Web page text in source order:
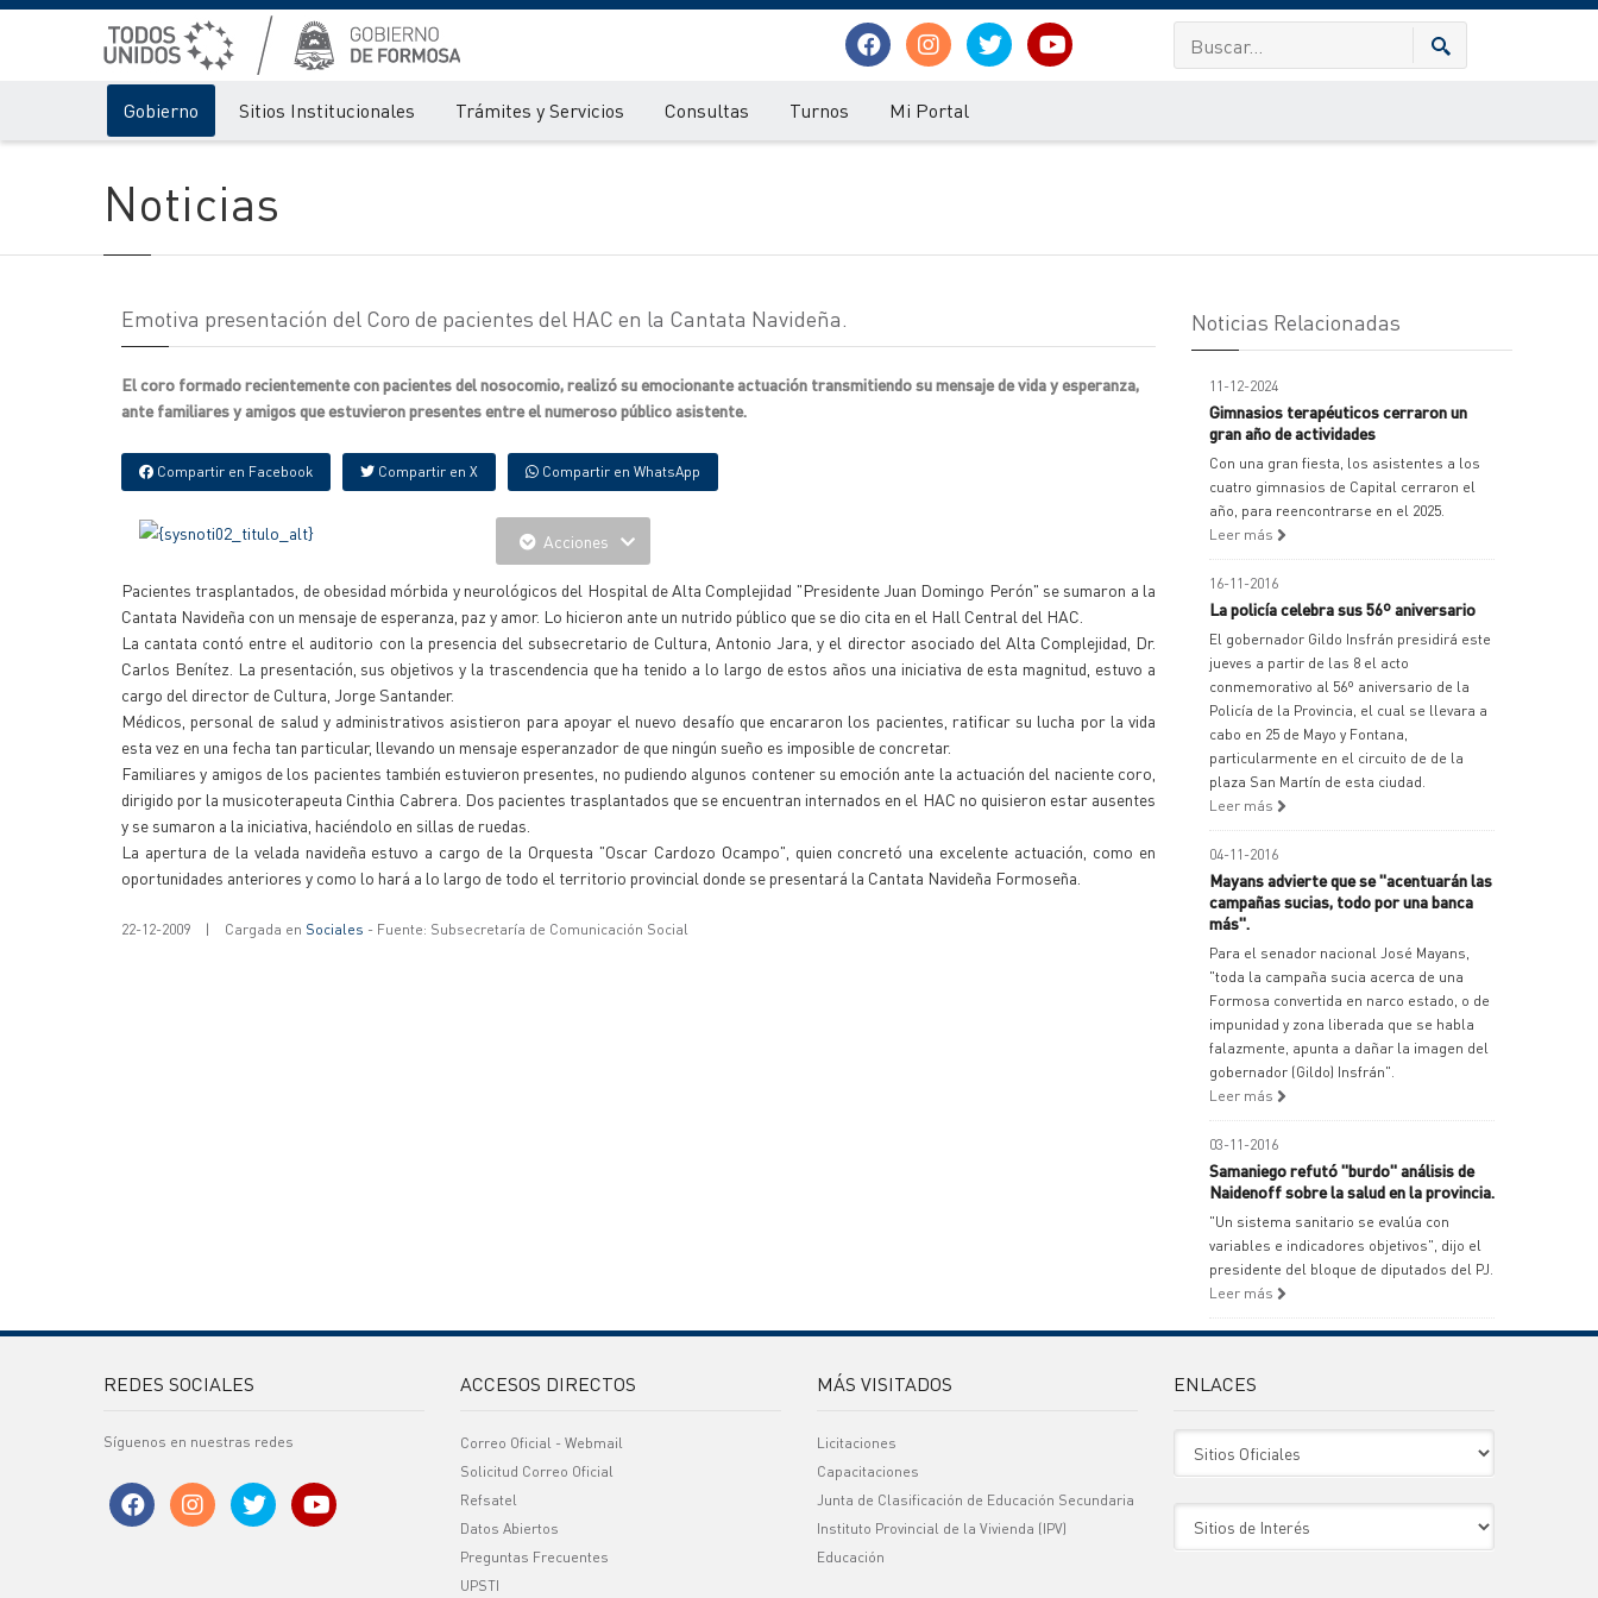
Gobierno Sitios Institucionales Trámites y Servicios Consultas Turnos Mi Portal
Noticias
Emotiva presentación del Coro de pacientes del HAC en la Cantata Navideña.
El coro formado recientemente con pacientes del nosocomio, realizó su emocionante actuación transmitiendo su mensaje de vida y esperanza,
ante familiares y amigos que estuvieron presentes entre el numeroso público asistente.
Compartir en Facebook Compartir en X Compartir en WhatsApp
Acciones
Pacientes trasplantados, de obesidad mórbida y neurológicos del Hospital de Alta Complejidad "Presidente Juan Domingo Perón" se sumaron a la
Cantata Navideña con un mensaje de esperanza, paz y amor. Lo hicieron ante un nutrido público que se dio cita en el Hall Central del HAC.
La cantata contó entre el auditorio con la presencia del subsecretario de Cultura, Antonio Jara, y el director asociado del Alta Complejidad, Dr.
Carlos Benítez. La presentación, sus objetivos y la trascendencia que ha tenido a lo largo de estos años una iniciativa de esta magnitud, estuvo a
cargo del director de Cultura, Jorge Santander.
Médicos, personal de salud y administrativos asistieron para apoyar el nuevo desafío que encararon los pacientes, ratificar su lucha por la vida
esta vez en una fecha tan particular, llevando un mensaje esperanzador de que ningún sueño es imposible de concretar.
Familiares y amigos de los pacientes también estuvieron presentes, no pudiendo algunos contener su emoción ante la actuación del naciente coro,
dirigido por la musicoterapeuta Cinthia Cabrera. Dos pacientes trasplantados que se encuentran internados en el HAC no quisieron estar ausentes
y se sumaron a la iniciativa, haciéndolo en sillas de ruedas.
La apertura de la velada navideña estuvo a cargo de la Orquesta "Oscar Cardozo Ocampo", quien concretó una excelente actuación, como en
oportunidades anteriores y como lo hará a lo largo de todo el territorio provincial donde se presentará la Cantata Navideña Formoseña.
22-12-2009 | Cargada en Sociales - Fuente: Subsecretaría de Comunicación Social
Noticias Relacionadas
11-12-2024
Gimnasios terapéuticos cerraron un
gran año de actividades
Con una gran fiesta, los asistentes a los
cuatro gimnasios de Capital cerraron el
año, para reencontrarse en el 2025.
Leer más
16-11-2016
La policía celebra sus 56º aniversario
El gobernador Gildo Insfrán presidirá este
jueves a partir de las 8 el acto
conmemorativo al 56º aniversario de la
Policía de la Provincia, el cual se llevara a
cabo en 25 de Mayo y Fontana,
particularmente en el circuito de de la
plaza San Martín de esta ciudad.
Leer más
04-11-2016
Mayans advierte que se "acentuarán las
campañas sucias, todo por una banca
más".
Para el senador nacional José Mayans,
"toda la campaña sucia acerca de una
Formosa convertida en narco estado, o de
impunidad y zona liberada que se habla
falazmente, apunta a dañar la imagen del
gobernador (Gildo) Insfrán".
Leer más
03-11-2016
Samaniego refutó "burdo" análisis de
Naidenoff sobre la salud en la provincia.
"Un sistema sanitario se evalúa con
variables e indicadores objetivos", dijo el
presidente del bloque de diputados del PJ.
Leer más
REDES SOCIALES
Síguenos en nuestras redes
ACCESOS DIRECTOS
Correo Oficial - Webmail
Solicitud Correo Oficial
Refsatel
Datos Abiertos
Preguntas Frecuentes
UPSTI
MÁS VISITADOS
Licitaciones
Capacitaciones
Junta de Clasificación de Educación Secundaria
Instituto Provincial de la Vivienda (IPV)
Educación
ENLACES